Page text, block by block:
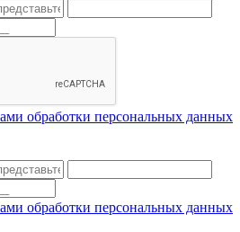
обработки персональных данных
обработки персональных данных